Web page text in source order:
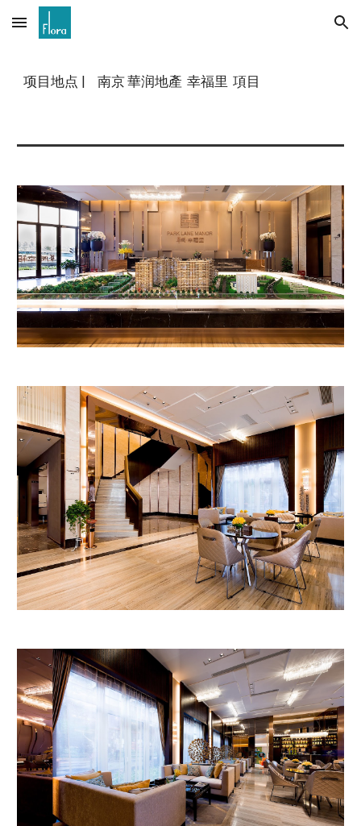
Skip to main content Skip to navigation
项目地点 南京 華润地產 幸福里 項目